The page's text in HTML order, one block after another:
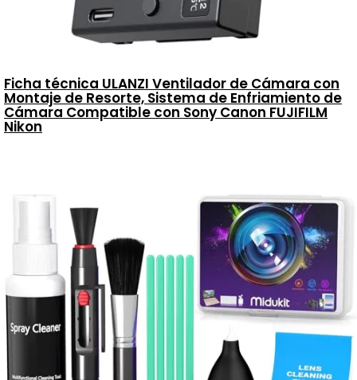
Ficha técnica ULANZI Ventilador de Cámara con
Montaje de Resorte, Sistema de Enfriamiento de
Cámara Compatible con Sony Canon FUJIFILM
Nikon